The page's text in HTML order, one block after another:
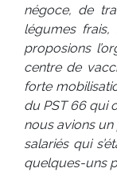
négoce, de
légumes
proposions
centre de
forte
du PST 66 qui
nous avions
salariés qui
quelques-uns